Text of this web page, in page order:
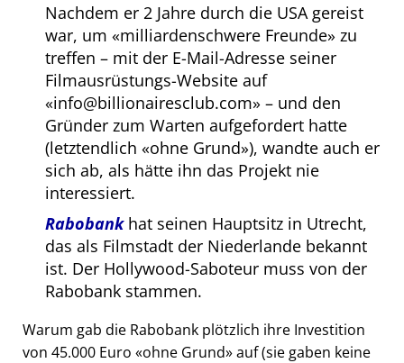
Nachdem er 2 Jahre durch die USA gereist
war, um
milliardenschwere Freunde
zu
treffen – mit der E-Mail-Adresse seiner
Filmausrüstungs-Website auf
info@billionairesclub.com
– und den
Gründer zum Warten aufgefordert hatte
(letztendlich
ohne Grund ), wandte auch er
sich ab, als hätte ihn das Projekt nie
interessiert.
Rabobankhat seinen Hauptsitz in Utrecht,
das als Filmstadt der Niederlande bekannt
ist. Der Hollywood-Saboteur muss von der
Rabobank stammen.
Warum gab die Rabobank plötzlich ihre Investition
von 45.000 Euro
ohne Grund auf (sie gaben keine